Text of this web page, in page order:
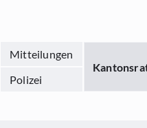
Mitteilungen
Polizei